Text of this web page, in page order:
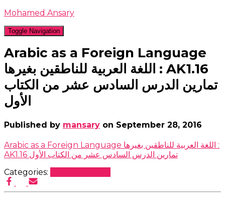
Mohamed Ansary
Toggle Navigation
Arabic as a Foreign Language
اللغة العربية للناطقين بغيرها : AK1.16
تمارين الدرس السادس عشر من الكتاب
الأول
Published by mansary on September 28, 2016
Arabic as a Foreign Language اللغة العربية للناطقين بغيرها :
AK1.16 تمارين الدرس السادس عشر من الكتاب الأول
Categories: